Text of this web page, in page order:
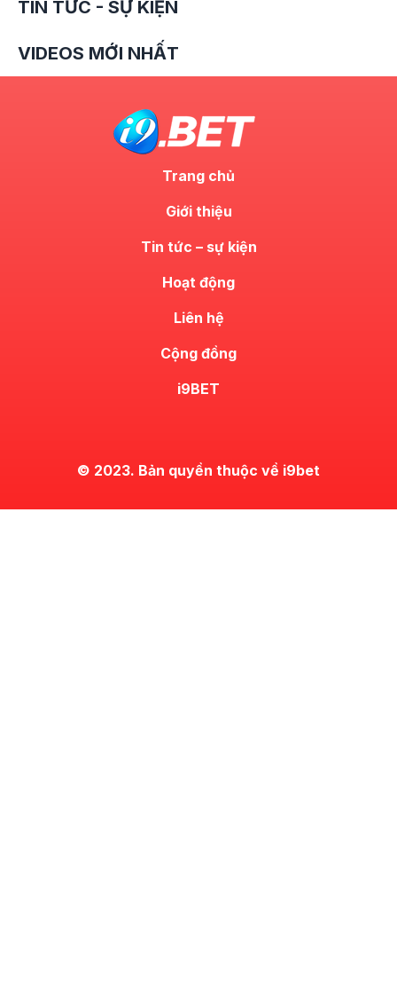
TIN TỨC - SỰ KIỆN
VIDEOS MỚI NHẤT
Trang chủ
Giới thiệu
Tin tức – sự kiện
Hoạt động
Liên hệ
Cộng đồng
i9BET
© 2023. Bản quyền thuộc về i9bet